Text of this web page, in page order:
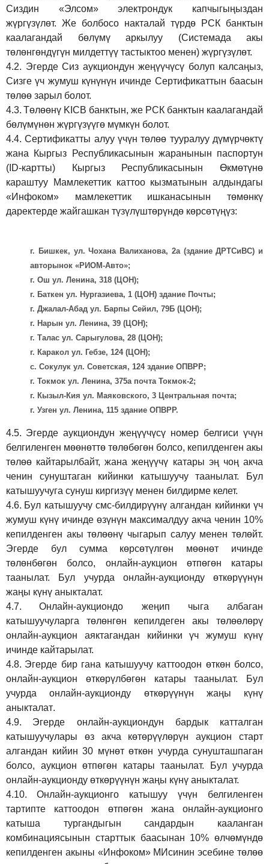
Сиздин «Элсом»электрондук капчыгыңыздан
жүргүзүлөт. Же болбосо накталай түрдө РСК банктын
каалагандай бөлүмү аркылуу (Системада акы
төлөнгөндүгүн милдеттүү тастыктоо менен) жүргүзүлөт.
4.2. Эгерде Сиз аукциондун жеңүүчүсү болуп калсаңыз,
Сизге үч жумуш күнүнүн ичинде Сертификаттын баасын
төлөө зарыл болот.
4.3. Төлөөнү KICB банктын, же РСК банктын каалагандай
бөлүмүнөн жүргүзүүгө мүмкүн болот.
4.4.Сертификатты алуу үчүн төлөө тууралуу дүмүрчөктү
жана Кыргыз Республикасынын жаранынын паспортун
(ID-картты) Кыргыз Республикасынын Өкмөтүнө
караштуу Мамлекеттик каттоо кызматынын алдындагы
«Инфоком» мамлекеттик ишканасынын төмөнкү
даректерде жайгашкан түзүлүштөрүндө көрсөтүңүз:
г. Бишкек, ул. Чохана Валиханова, 2а (здание ДРТСиВС) и
авторынок «РИОМ-Авто»;
г. Ош ул. Ленина, 318 (ЦОН);
г. Баткен ул. Нургазиева, 1 (ЦОН) здание Почты;
г. Джалал-Абад ул. Барпы Сейил, 79Б (ЦОН);
г. Нарын ул. Ленина, 39 (ЦОН);
г. Талас ул. Сарыгулова, 28 (ЦОН);
г. Каракол ул. Гебзе, 124 (ЦОН);
с. Сокулук ул. Советская, 124 здание ОПВРР;
г. Токмок ул. Ленина, 375а почта Токмок-2;
г. Кызыл-Кия ул. Маяковского, 3 Центральная почта;
г. Узген ул. Ленина, 115 здание ОПВРР.
4.5. Эгерде аукциондун жеңүүчүсү номер белгиси үчүн
белгиленген мөөнөттө төлөбөгөн болсо, кепилденген акы
төлөө кайтарылбайт, жана жеңүүчү катары эң чоң акча
ченин сунуштаган кийинки катышуучу таанылат. Бул
катышуучуга сунуш киргизүү менен билдирме келет.
4.6. Бул катышуучу смс-билдирүүнү алгандан кийинки үч
жумуш күнү ичинде өзүнүн максималдуу акча ченин 10%
кепилденген акы төлөөнү чыгарып салуу менен төлөйт.
Эгерде бул сумма көрсөтүлгөн мөөнөт ичинде
төлөнбөгөн болсо, онлайн-аукцион өтпөгөн катары
таанылат. Бул учурда онлайн-аукционду өткөрүүнүн
жаңы күнү аныкталат.
4.7.
Онлайн-аукциондо жеңип чыга албаган
катышуучуларга төлөнгөн кепилдеген акы төлөөлөрү
онлайн-аукцион аяктагандан кийинки үч жумуш күнү
ичинде кайтарылат.
4.8. Эгерде бир гана катышуучу каттоодон өткөн болсо,
онлайн-аукцион өткөрүлбөгөн катары таанылат.
Бул
учурда онлайн-аукционду өткөрүүнүн жаңы күнү
аныкталат.
4.9.
Эгерде онлайн-аукциондун бардык катталган
катышуучулары өз акча көтөрүүлөрүн аукцион старт
алгандан кийин 30 мүнөт өткөн учурда сунушташпаган
болсо, аукцион өтпөгөн катары таанылат. Бул учурда
онлайн-аукционду өткөрүүнүн жаңы күнү аныкталат.
4.10.
Онлайн-аукционго катышуу үчүн белгиленген
тартипте каттоодон өтпөгөн жана онлайн-аукционго
катыша тургандыгын сандардын кааланган
комбинациясынын старттык баасынан 10% өлчөмүндө
кепилденген акыны «Инфоком» МИсинин эсебине төлөө